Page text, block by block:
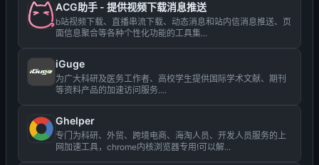
ACG助手 - 提供视频下载消息推送
b站视频下载、直播串流下载、动态消息和站内信消息推送、页
面信息聚合等各种个性化功能的工具集...
iGuge
为广大科研及医务工作者、高校学生提供国际学术文献、期刊
等资料产品的加速访问服务....
Ghelper
专门为科研、外贸、跨境电商、海淘人员、开发人员服务的上
网加速工具，chrome内核浏览器专用!可以解...